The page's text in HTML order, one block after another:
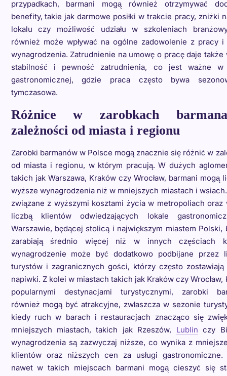
przypadkach, barmani mogą również otrzymywać
benefity, takie jak darmowe posiłki w trakcie pracy, zniżki
lokalu czy możliwość udziału w szkoleniach
również może wpływać na ogólne zadowolenie z pracy i
wynagrodzenia. Zatrudnienie na umowę o pracę daje także
stabilność i pewność zatrudnienia, co jest ważne w
gastronomicznej, gdzie praca często bywa
tymczasowa.
Różnice w zarobkach
zależności od miasta i regionu
Zarobki barmanów w Polsce mogą znacznie się różnić w
od miasta i regionu, w którym pracują. W dużych
takich jak Warszawa, Kraków czy Wrocław, barmani mogą
wyższe wynagrodzenia niż w mniejszych miastach i
związane z wyższymi kosztami życia w metropoliach oraz
liczbą klientów odwiedzających lokale
Warszawie, będącej stolicą i największym miastem Polski,
zarabiają średnio więcej niż w innych częściach
wynagrodzenie może być dodatkowo podbijane przez
turystów i zagranicznych gości, którzy często zostawiają
napiwki. Z kolei w miastach takich jak Kraków czy Wrocław,
popularnymi destynacjami turystycznymi, zarobki
również mogą być atrakcyjne, zwłaszcza w sezonie
kiedy ruch w barach i restauracjach znacząco się
mniejszych miastach, takich jak Rzeszów, Lublin czy
wynagrodzenia są zazwyczaj niższe, co wynika z
klientów oraz niższych cen za usługi gastronomiczne.
nawet w takich miejscach barmani mogą cieszyć się